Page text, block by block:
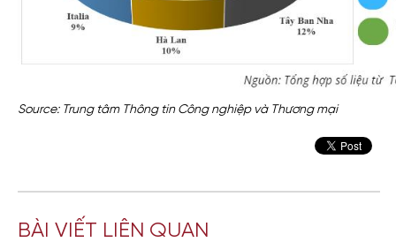
Source: Trung tâm Thông tin Công nghiệp và Thương mại
BÀI VIẾT LIÊN QUAN